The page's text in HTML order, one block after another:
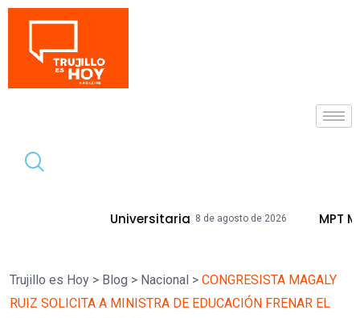
8 de agosto de 2026 MPT Mejorará Calles
Trujillo es Hoy > Blog > Nacional > CONGRESISTA MAGALY
RUIZ SOLICITA A MINISTRA DE EDUCACIÓN FRENAR EL